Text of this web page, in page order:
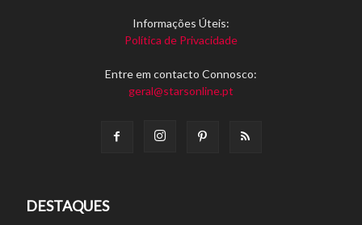
Informações Úteis:
Política de Privacidade
Entre em contacto Connosco:
geral@starsonline.pt
DESTAQUES